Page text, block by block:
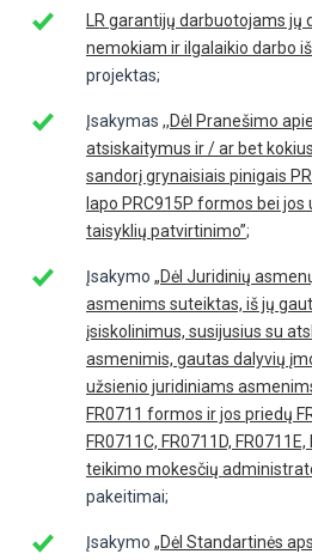
LR garantijų darbuotojams jų
nemokiam ir ilgalaikio darbo
projektas;
Įsakymas ,,Dėl Pranešimo
atsiskaitymus ir / ar bet
sandorį grynaisiais pinigais
lapo PRC915P formos bei
taisyklių patvirtinimo”;
Įsakymo „Dėl Juridinių
asmenims suteiktas, iš jų
įsiskolinimus, susijusius su
asmenimis, gautas dalyvių
užsienio juridiniams
FR0711 formos ir jos priedų
FR0711C, FR0711D,
teikimo mokesčių
pakeitimai;
Įsakymo „Dėl Standartinės